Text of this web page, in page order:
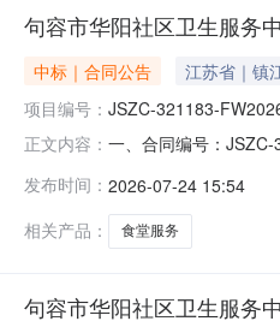
句容市华阳社区卫生服务
中标｜合同公告 江苏省｜镇
项目编号： JSZC-321183-
正文内容： 一、合同编号：
13905296707六、合
发布时间： 2026-07-24 15:54
相关产品：
食堂服务
句容市华阳社区卫生服务